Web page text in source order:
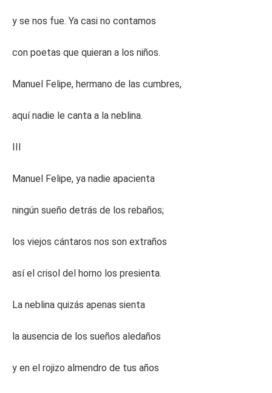
y se nos fue. Ya casi no contamos
con poetas que quieran a los niños.
Manuel Felipe, hermano de las cumbres,
aquí nadie le canta a la neblina.
III
Manuel Felipe, ya nadie apacienta
ningún sueño detrás de los rebaños;
los viejos cántaros nos son extraños
así el crisol del horno los presienta.
La neblina quizás apenas sienta
la ausencia de los sueños aledaños
y en el rojizo almendro de tus años